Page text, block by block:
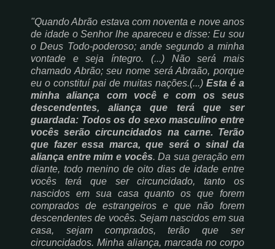
"Quando Abrão estava com noventa e nove anos
de idade o Senhor lhe apareceu e disse: Eu sou
o Deus Todo-poderoso; ande segundo a minha
vontade e seja íntegro. (...) Não será mais
chamado Abrão; seu nome será Abraão, porque
eu o constituí pai de muitas nações.(...) Esta é a
minha aliança com você e com os seus
descendentes, aliança que terá que ser
guardada: Todos os do sexo masculino entre
vocês serão circuncidados na carne. Terão
que fazer essa marca, que será o sinal da
aliança entre mim e vocês. Da sua geração em
diante, todo menino de oito dias de idade entre
vocês terá que ser circuncidado, tanto os
nascidos em sua casa quanto os que forem
comprados de estrangeiros e que não forem
descendentes de vocês. Sejam nascidos em sua
casa, sejam comprados, terão que ser
circuncidados. Minha aliança, marcada no corpo